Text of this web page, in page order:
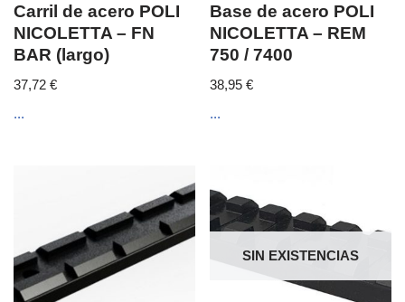
Carril de acero POLI
NICOLETTA – FN
BAR (largo)
37,72 €
...
Base de acero POLI
NICOLETTA – REM
750 / 7400
38,95€
...
SIN EXISTENCIAS